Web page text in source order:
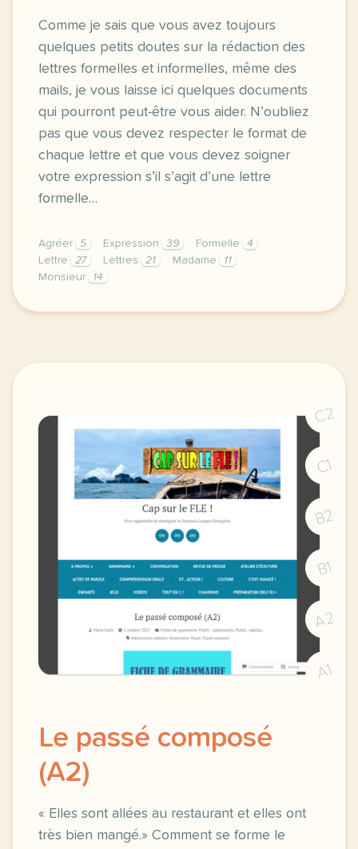
Comme je sais que vous avez toujours
quelques petits doutes sur la rédaction des
lettres formelles et informelles, même des
mails, je vous laisse ici quelques documents
qui pourront peut-être vous aider. N’oubliez
pas que vous devez respecter le format de
chaque lettre et que vous devez soigner
votre expression s’il s’agit d’une lettre
formelle…
Agréer 5 Expression 39 Formelle
4
Lettre
27 Lettres 21 Madame
11
Monsieur
14
foto cartasenlanoche blogspot comcomme je
C2
C1
B2
B1
A2
A1
Le passé composé
(A2)
« Elles sont allées au restaurant et elles ont
très bien mangé.» Comment se forme le